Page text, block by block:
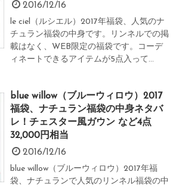
2016/12/16
le ciel（ルシエル）2017年福袋、人気のナ
チュラン福袋の中身です。リンネルでの掲
載はなく、WEB限定の福袋です。コーデ
ィネートできるアイテムが5点入って...
blue willow（ブルーウィロウ）2017
福袋、ナチュラン福袋の中身ネタバ
レ！チェスター風ガウン など4点
32,000円相当
2016/12/16
blue willow（ブルーウィロウ）2017年福
袋、ナチュランで人気のリンネル福袋の中